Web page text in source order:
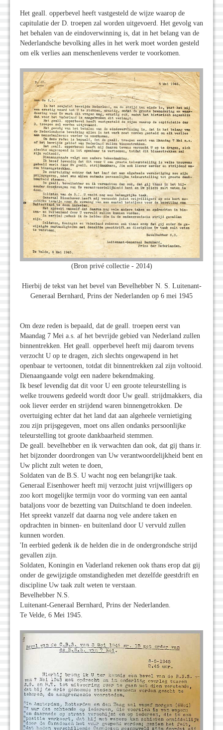
Het geall. opperbevel heeft vastgesteld de wijze waarop de
capitulatie der D. troepen zal worden uitgevoerd. Het gevolg van
het behalen van de eindoverwinning is, dat in het belang van de
Nederlandsche bevolking alles in het werk moet worden gesteld
om elk verlies aan menschenlevens verder te voorkomen.
(Bron privé collectie - 2014)
Hierbij de tekst van het bevel van Bevelhebber N. S. Luitenant-
Generaal Bernhard, Prins der Nederlanden op 6 mei 1945
Om deze reden is bepaald, dat de geall. troepen eerst van
Maandag 7 Mei a.s. af het bevrijde gebied van Nederland zullen
binnentrekken. Het geall. opperbevel heeft mij daarom tevens
verzocht U op te dragen, zich slechts ongewapend in het
openbaar te vertoonen, totdat dit binnentrekken zal zijn voltooid.
Dienaangaande volgt een nadere bekendmaking.
Ik besef levendig dat dit voor U een groote teleurstelling is
welke trouwens gedeeld wordt door Uw geall. strijdmakkers, dia
ook liever eerder en strijdend waren binnengetrokken. De
overtuiging echter dat het land dat aan algeheele vernietiging
zou zijn prijsgegeven, moet ons allen ondanks persoonlijke
teleurstelling tot groote dankbaarheid stemmen.
De geall. bevelhebber en ik verwachten dan ook, dat gij thans ir.
het bijzonder doordrongen van Uw verantwoordelijkheid bent en
Uw plicht zult weten te doen,
Soldaten van de B.S. U wacht nog een belangrijke taak.
Generaal Eisenhower heeft mij verzocht juist vrijwilligers op
zoo kort mogelijke termijn voor do vorming van een aantal
bataljons voor de bezetting van Duitschland te doen indeelen.
Het spreekt vanzelf dat daarna nog vele andere taken en
opdrachten in binnen- en buitenland door U vervuld zullen
kunnen worden.
'In eerbied gedenk ik de helden die in de ondergrondsche strijd
gevallen zijn.
Soldaten, Koningin en Vaderland rekenen ook thans erop dat gij
onder de gewijzigde omstandigheden met dezelfde geestdrift en
discipline Uw taak zult weten te verstaan.
Bevelhebber N.S.
Luitenant-Generaal Bernhard, Prins der Nederlanden.
Te Velde, 6 Mei 1945.